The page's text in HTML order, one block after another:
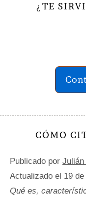
¿ TE
CÓMO
Publicado por
Actualizado el 19
Qué es,